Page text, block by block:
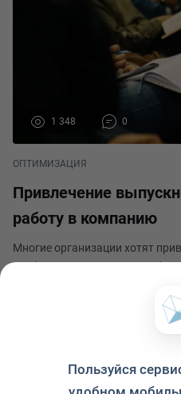
1 348 0
ОПТИМИЗАЦИЯ
Привлечение
работу в компанию
Многие организации хотят
особенно выпускников
работники привносят в
идеи, позволяют развиваться
Опубликовано 4 апреля 2024
Пользуйся